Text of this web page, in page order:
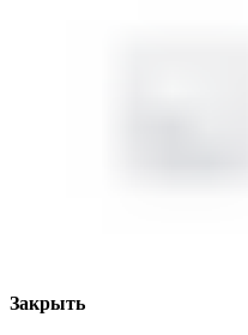
Закрыть